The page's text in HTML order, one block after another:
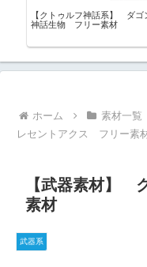
【クトゥルフ神話系】 ダ
神話生物 フリー素材
ホーム 素材一覧
レセントアクス フリー素
【武器素材】
素材
武器系